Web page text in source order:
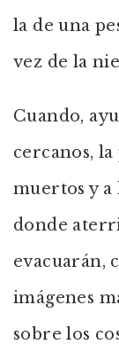
la de una
vez de la
Cuando,
cercanos,
muertos y
donde
evacuarán,
imágenes
sobre los